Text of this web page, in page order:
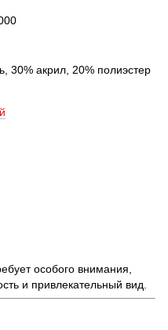
30% акрил, 20% полиэстер
особого внимания,
и привлекательный вид.